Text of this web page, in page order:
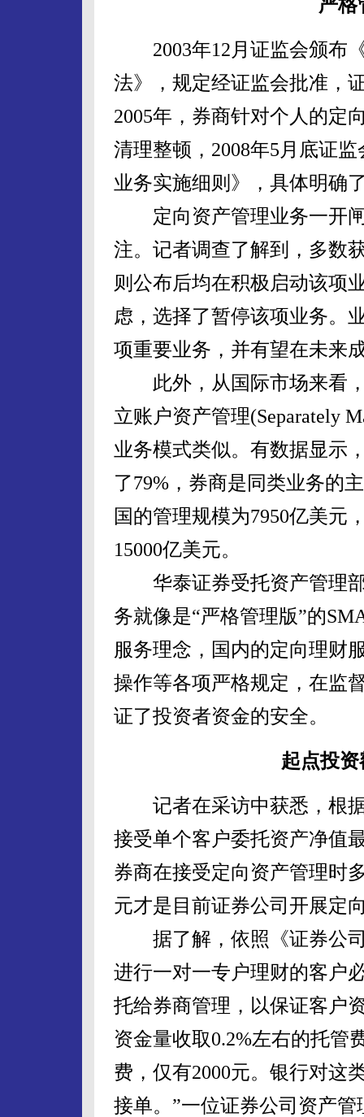
严格
2003年12月证监会颁布
法》，规定经证监会批准，
2005年，券商针对个人的定
清理整顿，2008年5月底证
业务实施细则》，具体明确
定向资产管理业务一开闸
注。记者调查了解到，多数
则公布后均在积极启动该项
虑，选择了暂停该项业务。
项重要业务，并有望在未来
此外，从国际市场来看，
立账户资产管理(Separately
业务模式类似。有数据显示
了79%，券商是同类业务的
国的管理规模为7950亿美元
15000亿美元。
华泰证券受托资产管理部
务就像是“严格管理版”的
服务理念，国内的定向理财
操作等各项严格规定，在监
证了投资者资金的安全。
起点投
记者在采访中获悉，根据
接受单个客户委托资产净值
券商在接受定向资产管理时
元才是目前证券公司开展定
据了解，依照《证券公司
进行一对一专户理财的客户
托给券商管理，以保证客户
资金量收取0.2%左右的托管
费，仅有2000元。银行对这
接单。”一位证券公司资产